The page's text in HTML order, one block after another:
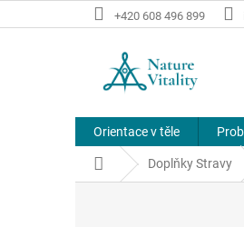
na
+420 608 496 899
Orientace v těle
Domů Doplňky Stravy